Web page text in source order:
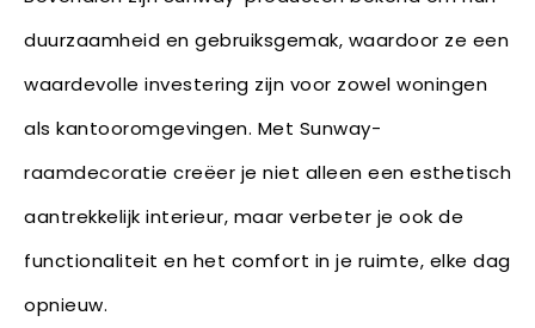
duurzaamheid en gebruiksgemak, waardoor ze een
waardevolle investering zijn voor zowel woningen
als kantooromgevingen. Met Sunway-
raamdecoratie creëer je niet alleen een esthetisch
aantrekkelijk interieur, maar verbeter je ook de
functionaliteit en het comfort in je ruimte, elke dag
opnieuw.